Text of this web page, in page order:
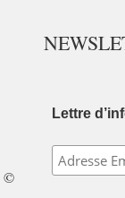
©
Lettre